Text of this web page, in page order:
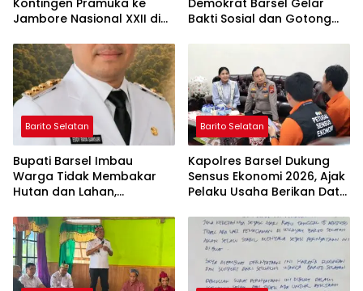
Jambore Nasional XXII di
Bakti Sosial dan Gotong
Ashfiya
Barito Selatan
Bupati Barsel Imbau
Warga Tidak Membakar
Hutan dan Lahan,
Bebas Kabut Asap
Barito Selatan
Kapolres Barsel Dukung
Sensus Ekonomi 2026, Ajak
Pelaku Usaha Berikan Data